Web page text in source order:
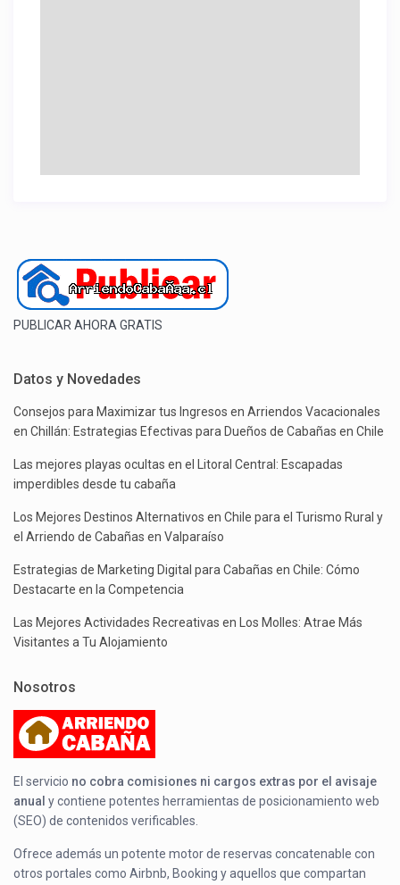
PUBLICAR AHORA GRATIS
Datos y Novedades
Consejos para Maximizar tus Ingresos en Arriendos Vacacionales
en Chillán: Estrategias Efectivas para Dueños de Cabañas en Chile
Las mejores playas ocultas en el Litoral Central: Escapadas
imperdibles desde tu cabaña
Los Mejores Destinos Alternativos en Chile para el Turismo Rural y
el Arriendo de Cabañas en Valparaíso
Estrategias de Marketing Digital para Cabañas en Chile: Cómo
Destacarte en la Competencia
Las Mejores Actividades Recreativas en Los Molles: Atrae Más
Visitantes a Tu Alojamiento
Nosotros
El servicio no cobra comisiones ni cargos extras por el avisaje
anual y contiene potentes herramientas de posicionamiento web
(SEO) de contenidos verificables.
Ofrece además un potente motor de reservas concatenable con
otros portales como Airbnb, Booking y aquellos que compartan